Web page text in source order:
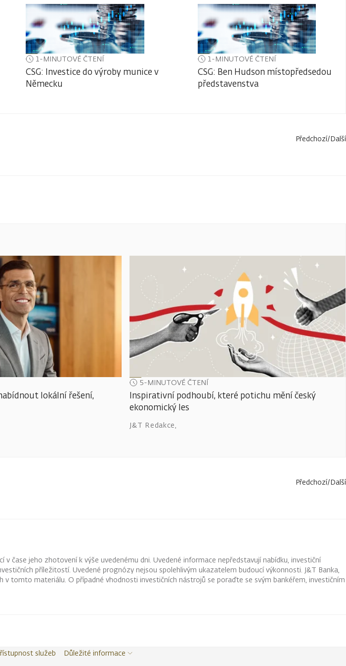
1-MINUTOVÉ ČTENÍ
CSG: Investice do výroby munice v
Německu
1-MINUTOVÉ ČTENÍ
CSG: Ben Hudson místopředsedou
představenstva
Předchozí/Další
lokální řešení,
5-MINUTOVÉ ČTENÍ
Inspirativní podhoubí, které potichu mění český
ekonomický les
J&T Redakce,
Předchozí/Další
čase jeho zhotovení k výše uvedenému dni. Uvedené informace nepředstavují nabídku, investiční
příležitostí. Uvedené prognózy nejsou spolehlivým ukazatelem budoucí výkonnosti. J&T Banka,
tomto materiálu. O případné vhodnosti investičních nástrojů se poraďte se svým bankéřem, investičním
služeb Důležité informace